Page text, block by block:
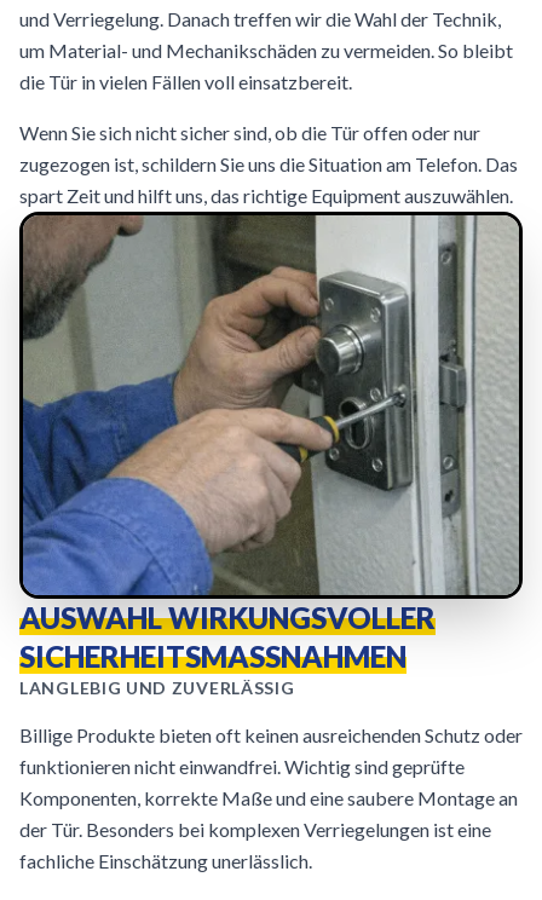
und Verriegelung. Danach treffen wir die Wahl der Technik,
um Material- und Mechanikschäden zu vermeiden. So bleibt
die Tür in vielen Fällen voll einsatzbereit.
Wenn Sie sich nicht sicher sind, ob die Tür offen oder nur
zugezogen ist, schildern Sie uns die Situation am Telefon. Das
spart Zeit und hilft uns, das richtige Equipment auszuwählen.
AUSWAHL WIRKUNGSVOLLER
SICHERHEITSMASSNAHMEN
LANGLEBIG UND ZUVERLÄSSIG
Billige Produkte bieten oft keinen ausreichenden Schutz oder
funktionieren nicht einwandfrei. Wichtig sind geprüfte
Komponenten, korrekte Maße und eine saubere Montage an
der Tür. Besonders bei komplexen Verriegelungen ist eine
fachliche Einschätzung unerlässlich.